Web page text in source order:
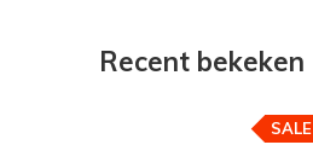
Recent bekeken
SALE